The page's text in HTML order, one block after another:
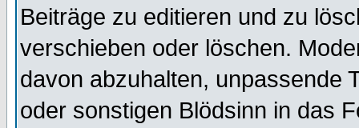
Beiträge zu editieren und zu
verschieben oder löschen.
davon abzuhalten, unpassende
oder sonstigen Blödsinn in das